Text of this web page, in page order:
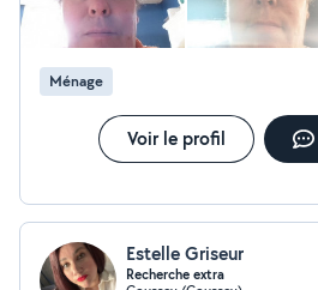
Ménage
Voir le profil
Estelle Griseur
Recherche extra